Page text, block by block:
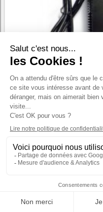
CHARGEUR